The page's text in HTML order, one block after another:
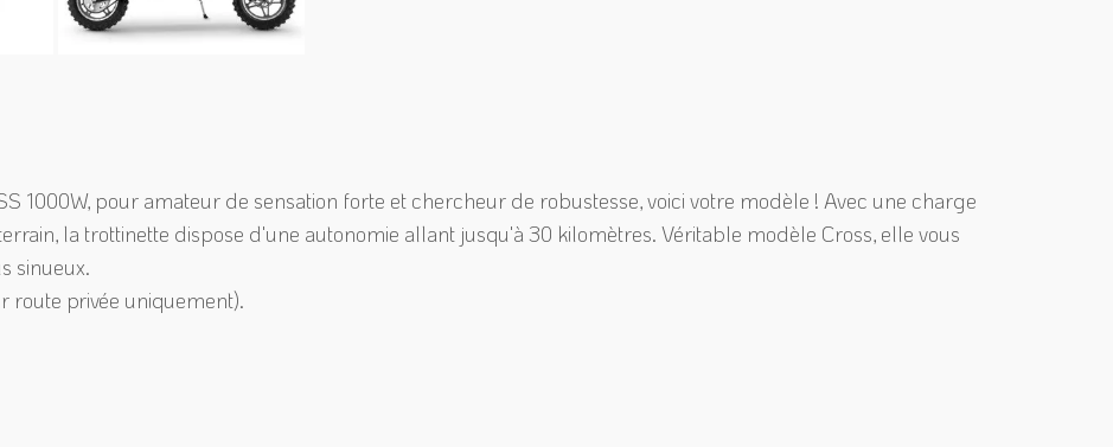
1000W, pour amateur de sensation forte et chercheur de robustesse, voici votre modèle ! Avec une charge
la trottinette dispose d'une autonomie allant jusqu'à 30 kilomètres. Véritable modèle Cross, elle vous
sinueux.
route privée uniquement).